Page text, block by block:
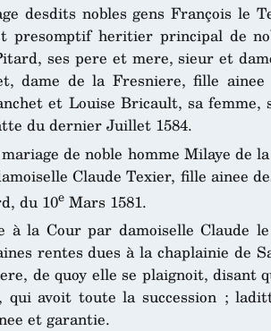
desdits nobles gens François le
presomptif heritier principal de
ses pere et mere, sieur et
dame de la Fresniere, fille
et Louise Bricault, sa femme,
du dernier Juillet 1584.
de noble homme Milaye de
Claude Texier, fille ainee
du 10e Mars 1581.
à la Cour par damoiselle Claude
rentes dues à la chaplainie de
de quoy elle se plaignoit, disant
qui avoit toute la succession ;
et garantie.